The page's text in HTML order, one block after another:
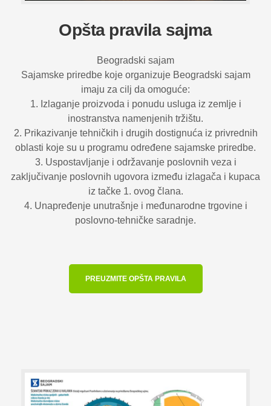
Opšta pravila sajma
Beogradski sajam
Sajamske priredbe koje organizuje Beogradski sajam
imaju za cilj da omoguće:
1. Izlaganje proizvoda i ponudu usluga iz zemlje i
inostranstva namenjenih tržištu.
2. Prikazivanje tehničkih i drugih dostignuća iz privrednih
oblasti koje su u programu određene sajamske priredbe.
3. Uspostavljanje i održavanje poslovnih veza i
zaključivanje poslovnih ugovora između izlagača i kupaca
iz tačke 1. ovog člana.
4. Unapređenje unutrašnje i međunarodne trgovine i
poslovno-tehničke saradnje.
PREUZMITE OPŠTA PRAVILA